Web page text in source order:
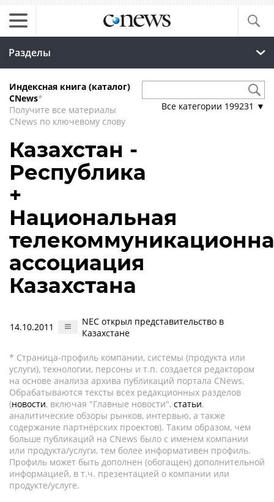
Разделы
Индексная книга (каталог)
CNews*
Получите все материалы
CNews по ключевому слову
Все категории 199231 ▼
Казахстан -
Республика
+
Национальная
ассоциация
Казахстана
14.10.2011
NEC открыл представительство в
Казахстане
* Страница-профиль компании, системы (продукта или
услуги), технологии, персоны и т.п. создается редактором
на основе анализа архива публикаций портала CNews.
Обрабатываются тексты всех редакционных разделов
(новости, включая "Главные новости", статьи,
аналитические обзоры рынков, интервью, а также
содержание партнёрских проектов). Таким образом, чем
больше публикаций на CNews было с именем компании
или продукта/услуги, тем более информативен профиль.
Профиль может быть дополнен (обогащен) дополнительной
информацией, в т.ч. презентацией о компании или
продукте/услуге.